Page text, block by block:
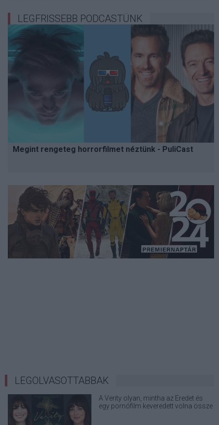
LEGFRISSEBB PODCASTÜNK
Megint rengeteg horrorfilmet néztünk - PuliCast
LEGOLVASOTTABBAK
A Verity olyan, mintha az Eredet és
egy pornófilm keveredett volna össze